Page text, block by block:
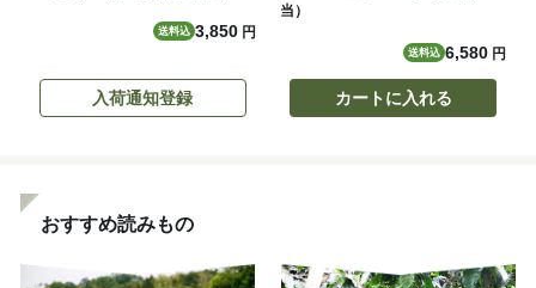
送料込 3,850円
入荷通知登録
当）
送料込 6,580 円
カートに入れる
おすすめ読みもの